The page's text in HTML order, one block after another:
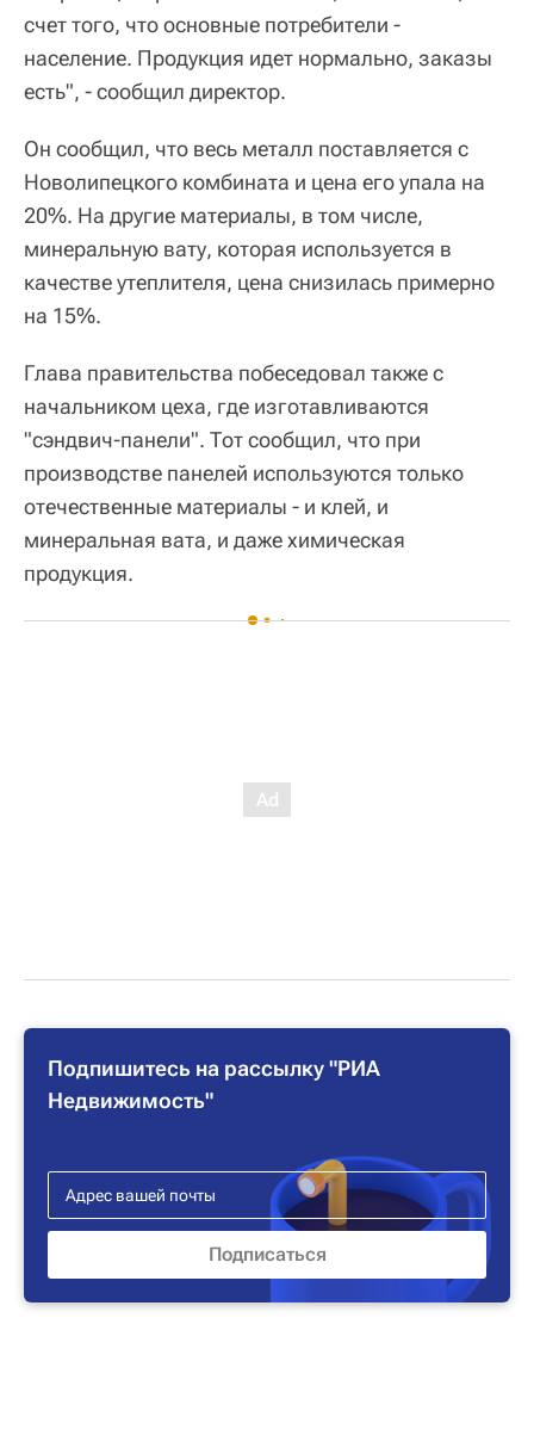
счет того, что основные потребители -
население. Продукция идет нормально, заказы
есть", - сообщил директор.
Он сообщил, что весь металл поставляется с
Новолипецкого комбината и цена его упала на
20%. На другие материалы, в том числе,
минеральную вату, которая используется в
качестве утеплителя, цена снизилась примерно
на 15%.
Глава правительства побеседовал также с
начальником цеха, где изготавливаются
"сэндвич-панели". Тот сообщил, что при
производстве панелей используются только
отечественные материалы - и клей, и
минеральная вата, и даже химическая
продукция.
Подпишитесь на рассылку "РИА
Недвижимость"